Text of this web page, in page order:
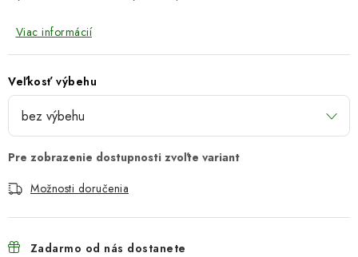
Viac informácií
Veľkosť výbehu
Možnosti doručenia
Zadarmo od nás dostanete